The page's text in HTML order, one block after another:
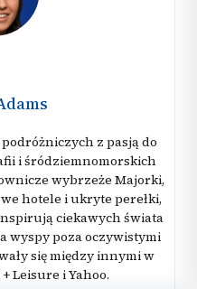
z pasją do
i śródziemnomorskich
wybrzeże Majorki,
hotele i ukryte perełki,
ciekawych świata
wyspy poza oczywistymi
się między innymi w
Leisure i Yahoo.